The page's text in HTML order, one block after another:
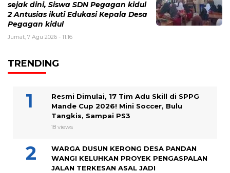
sejak dini, Siswa SDN Pegagan kidul
2 Antusias ikuti Edukasi Kepala Desa
Pegagan kidul
Jumat, 7 Agu 2026 - 11:16
TRENDING
Resmi Dimulai, 17 Tim Adu Skill di SPPG
Mande Cup 2026! Mini Soccer, Bulu
Tangkis, Sampai PS3
18 views
WARGA DUSUN KERONG DESA PANDAN
WANGI KELUHKAN PROYEK PENGASPALAN
JALAN TERKESAN ASAL JADI